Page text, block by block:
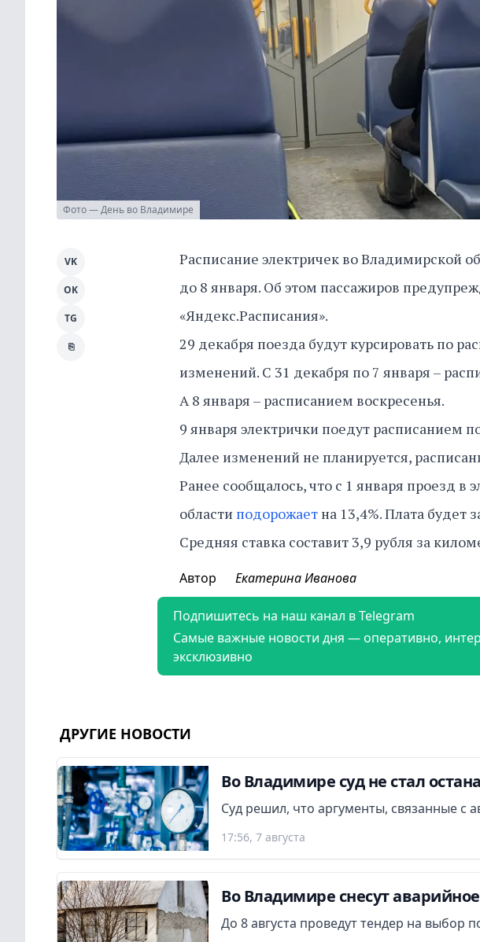
Фото — День во Владимире
Расписание электричек во Владимирской
до 8 января. Об этом пассажиров
«Яндекс.Расписания».
29 декабря поезда будут курсировать по
изменений. С 31 декабря по 7 января –
А 8 января – расписанием воскресенья.
9 января электрички поедут расписанием
Далее изменений не планируется,
Ранее сообщалось, что с 1 января проезд в
области подорожает на 13,4%. Плата будет
Средняя ставка составит 3,9 рубля за
VK
OK
TG
⎘
Автор Екатерина Иванова
Подпишитесь на наш канал в Telegram
Самые важные новости дня — оперативно,
эксклюзивно
ДРУГИЕ НОВОСТИ
Во Владимире суд не стал
Суд решил, что аргументы, связанные с
17:56, 7 августа
Во Владимире снесут
До 8 августа проведут тендер на выбор